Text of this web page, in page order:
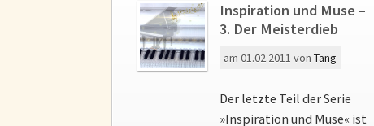
Inspiration und Muse –
3. Der Meisterdieb
am01.02.2011 vonTang
Der letzte Teil der Serie
»Inspiration und Muse« ist